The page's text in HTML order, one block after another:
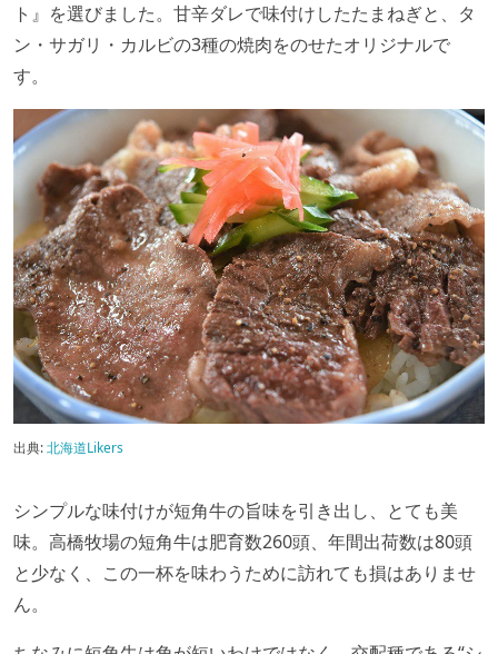
ト』を選びました。甘辛ダレで味付けしたたまねぎと、タ
ン・サガリ・カルビの3種の焼肉をのせたオリジナルで
す。
出典:北海道Likers
シンプルな味付けが短角牛の旨味を引き出し、とても美
味。高橋牧場の短角牛は肥育数260頭、年間出荷数は80頭
と少なく、この一杯を味わうために訪れても損はありませ
ん。